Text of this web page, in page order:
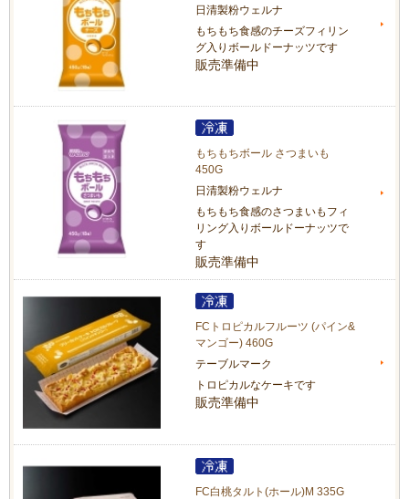
日清製粉ウェルナ
もちもち食感のチーズフィリン
グ入りボールドーナッツです
販売準備中
もちもちボール さつまいも
450G
日清製粉ウェルナ
もちもち食感のさつまいもフィ
リング入りボールドーナッツで
す
販売準備中
FCトロピカルフルーツ (パイン&
マンゴー) 460G
テーブルマーク
トロピカルなケーキです
販売準備中
FC白桃タルト(ホール)M 335G